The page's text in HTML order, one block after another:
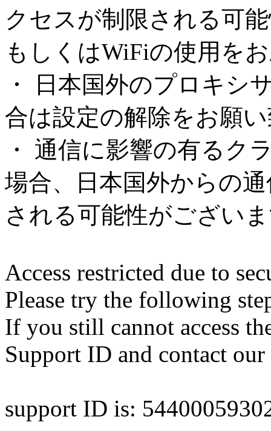
クセスが制限される可
もしくはWiFiの使用を
・ 日本国外のプロキシ
合は設定の解除をお願
・ 通信に影響の有るク
場合、日本国外からの
される可能性がござい
Access restricted due to
Please try the following
If you still cannot access
Support ID and contact
support ID is: